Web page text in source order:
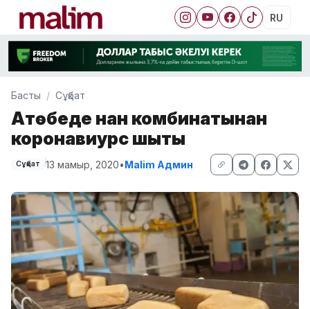
RU
Басты Сұқбат
Ақтөбеде нан комбинатынан
коронавиурс шықты
Сұқбат 13 мамыр, 2020•Malim Админ